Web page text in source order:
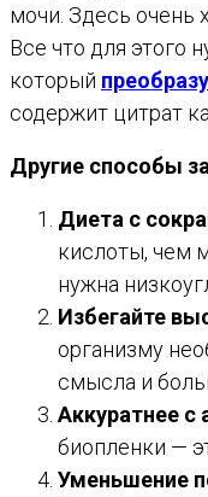
мочи. Здесь очень
Все что для этого
который
содержит цитрат
Другие способы
Диета с
кислоты, чем
нужна
Избегайте
организму
смысла и
Аккуратнее с
биопленки —
Уменьшение